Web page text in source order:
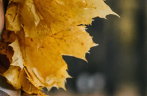
вМосквеможно назвать
выпало только 6
10% от месячной